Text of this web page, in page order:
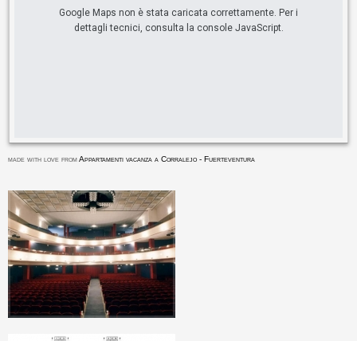
Google Maps non è stata caricata correttamente. Per i
dettagli tecnici, consulta la console JavaScript.
made with love fromAppartamenti vacanza a Corralejo - Fuerteventura